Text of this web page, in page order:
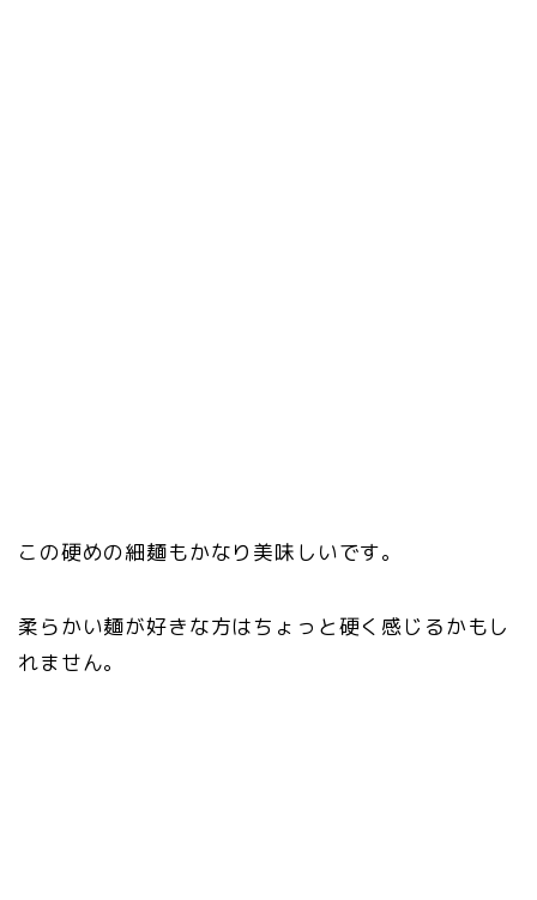
この硬めの細麺もかなり美味しいです。
柔らかい麺が好きな方はちょっと硬く感じるかもし
れません。